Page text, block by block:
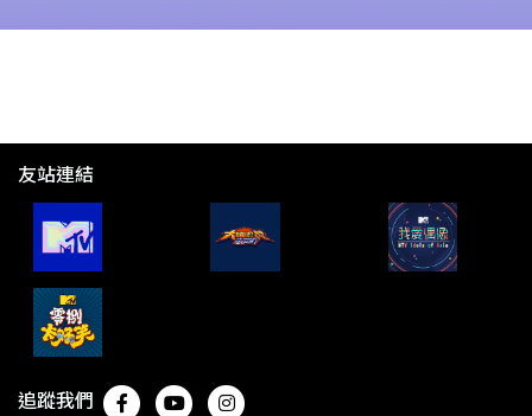
友站連結
追蹤我們